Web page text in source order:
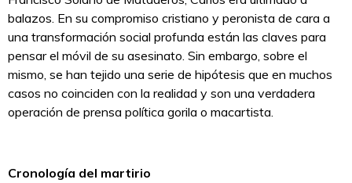
balazos. En su compromiso cristiano y peronista de cara a
una transformación social profunda están las claves para
pensar el móvil de su asesinato. Sin embargo, sobre el
mismo, se han tejido una serie de hipótesis que en muchos
casos no coinciden con la realidad y son una verdadera
operación de prensa política gorila o macartista.
Cronología del martirio